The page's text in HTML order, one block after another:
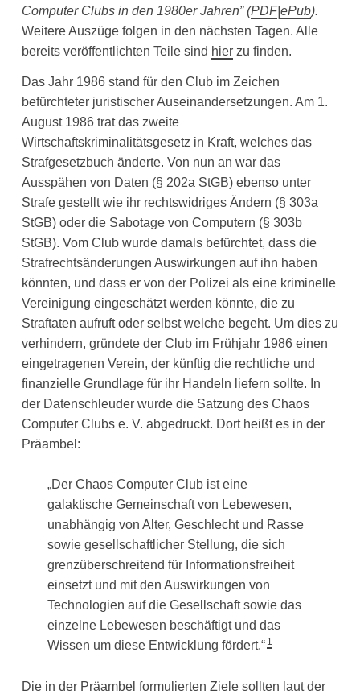
Computer Clubs in den 1980er Jahren”(PDF|ePub).
Weitere Auszüge folgen in den nächsten Tagen. Alle
bereits veröffentlichten Teile sind hierzu finden.
Das Jahr 1986 stand für den Club im Zeichen
befürchteter juristischer Auseinandersetzungen. Am 1.
August 1986 trat das zweite
Wirtschaftskriminalitätsgesetz in Kraft, welches das
Strafgesetzbuch änderte. Von nun an war das
Ausspähen von Daten (§ 202a StGB) ebenso unter
Strafe gestellt wie ihr rechtswidriges Ändern (§ 303a
StGB) oder die Sabotage von Computern (§ 303b
StGB). Vom Club wurde damals befürchtet, dass die
Strafrechtsänderungen Auswirkungen auf ihn haben
könnten, und dass er von der Polizei als eine kriminelle
Vereinigung eingeschätzt werden könnte, die zu
Straftaten aufruft oder selbst welche begeht. Um dies zu
verhindern, gründete der Club im Frühjahr 1986 einen
eingetragenen Verein, der künftig die rechtliche und
finanzielle Grundlage für ihr Handeln liefern sollte. In
der Datenschleuder wurde die Satzung des Chaos
Computer Clubs e. V. abgedruckt. Dort heißt es in der
Präambel:
„Der Chaos Computer Club ist eine
galaktische Gemeinschaft von Lebewesen,
unabhängig von Alter, Geschlecht und Rasse
sowie gesellschaftlicher Stellung, die sich
grenzüberschreitend für Informationsfreiheit
einsetzt und mit den Auswirkungen von
Technologien auf die Gesellschaft sowie das
einzelne Lebewesen beschäftigt und das
Wissen um diese Entwicklung fördert.“ 1
Die in der Präambel formulierten Ziele sollten laut der